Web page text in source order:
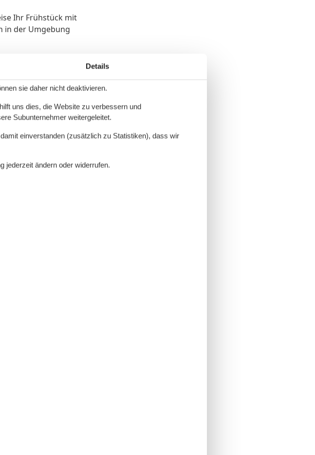
Ihr Frühstück mit
in der Umgebung
inklusive
Wohnkomfort.
langsam dem
die inseltypischen
beim
zubereiten.
zum erholsamen
und sorgt
Gläser,
Esstisch
Details
sie daher nicht deaktivieren.
uns dies, die Website zu verbessern und
Subunternehmer weitergeleitet.
einverstanden (zusätzlich zu Statistiken), dass wir
jederzeit ändern oder widerrufen.